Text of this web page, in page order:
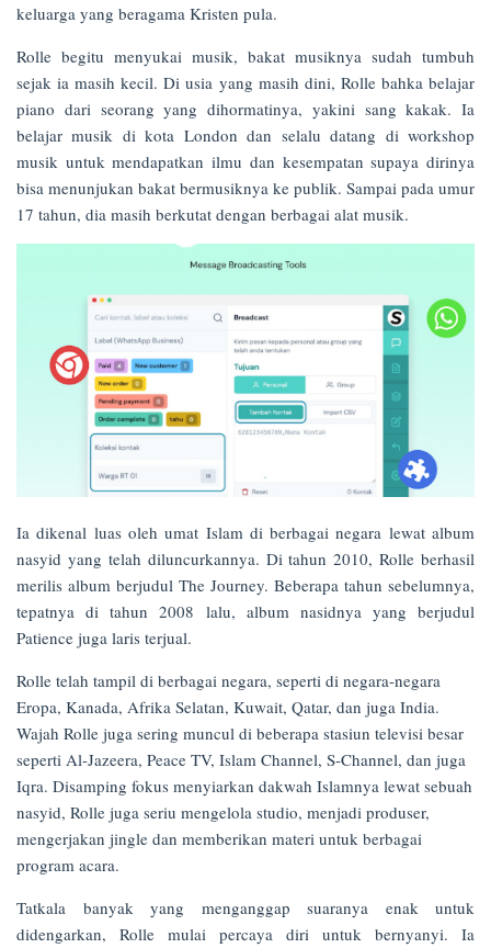
keluarga yang beragama Kristen pula.
Rolle begitu menyukai musik, bakat musiknya sudah tumbuh
sejak ia masih kecil. Di usia yang masih dini, Rolle bahka belajar
piano dari seorang yang dihormatinya, yakini sang kakak. Ia
belajar musik di kota London dan selalu datang di workshop
musik untuk mendapatkan ilmu dan kesempatan supaya dirinya
bisa menunjukan bakat bermusiknya ke publik. Sampai pada umur
17 tahun, dia masih berkutat dengan berbagai alat musik.
Ia dikenal luas oleh umat Islam di berbagai negara lewat album
nasyid yang telah diluncurkannya. Di tahun 2010, Rolle berhasil
merilis album berjudul The Journey. Beberapa tahun sebelumnya,
tepatnya di tahun 2008 lalu, album nasidnya yang berjudul
Patience juga laris terjual.
Rolle telah tampil di berbagai negara, seperti di negara-negara
Eropa, Kanada, Afrika Selatan, Kuwait, Qatar, dan juga India.
Wajah Rolle juga sering muncul di beberapa stasiun televisi besar
seperti Al-Jazeera, Peace TV, Islam Channel, S-Channel, dan juga
Iqra. Disamping fokus menyiarkan dakwah Islamnya lewat sebuah
nasyid, Rolle juga seriu mengelola studio, menjadi produser,
mengerjakan jingle dan memberikan materi untuk berbagai
program acara.
Tatkala banyak yang menganggap suaranya enak untuk
didengarkan, Rolle mulai percaya diri untuk bernyanyi. Ia